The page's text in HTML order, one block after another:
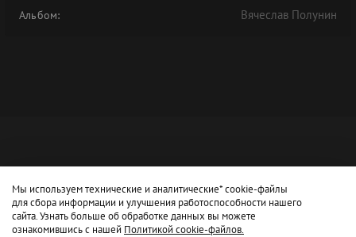
Альбом: Вячеслав Полунин
Мы используем технические и аналитические* cookie-файлы
для сбора информации и улучшения работоспособности нашего
сайта. Узнать больше об обработке данных вы можете
ознакомившись с нашей Политикой cookie-файлов.